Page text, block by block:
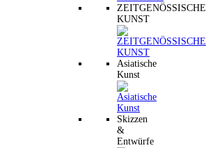
ZEITGENÖSSISCHE
KUNST
Asiatische
Kunst
Skizzen
&
Entwürfe